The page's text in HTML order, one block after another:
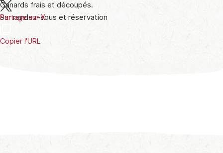
Canards frais et découpés.
Sur rendez-vous et réservation
Partage sur X
Copier l'URL